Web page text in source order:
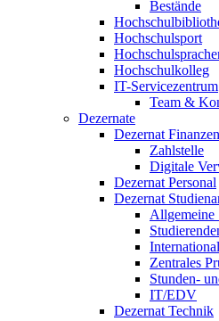
Bestände
Hochschulsport
Hochschulkolleg
IT-Servicezentrum
Team &
Dezernate
Dezernat Finanzen
Zahlstelle
Digitale
Dezernat Personal
Dezernat
Allgemeine
Zentrales
Stunden-
IT/EDV
Dezernat Technik